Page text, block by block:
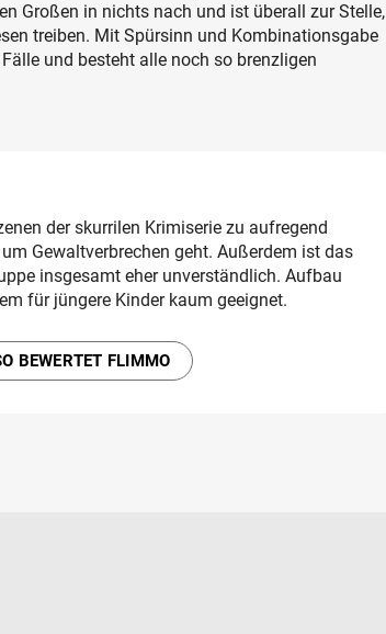
Großen in nichts nach und ist überall zur Stelle,
treiben. Mit Spürsinn und Kombinationsgabe
und besteht alle noch so brenzligen
der skurrilen Krimiserie zu aufregend
Gewaltverbrechen geht. Außerdem ist das
insgesamt eher unverständlich. Aufbau
für jüngere Kinder kaum geeignet.
BEWERTET FLIMMO